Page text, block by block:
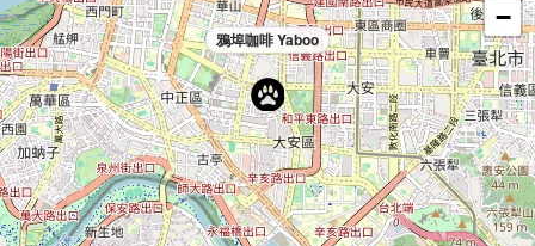
鴉埠咖啡 Yaboo
−